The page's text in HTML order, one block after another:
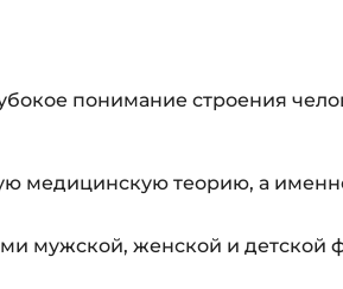
понимание строения
медицинскую теорию, а
мужской, женской и детской